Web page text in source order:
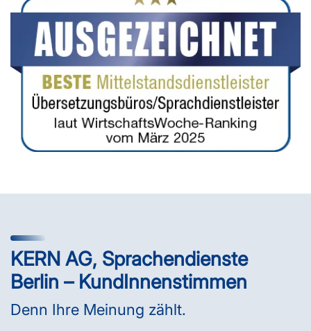
KERN AG, Sprachendienste
Berlin – KundInnenstimmen
Denn Ihre Meinung zählt.